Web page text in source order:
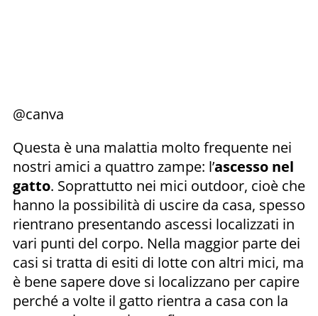
@canva
Questa è una malattia molto frequente nei
nostri amici a quattro zampe: l’ascesso nel
gatto. Soprattutto nei mici outdoor, cioè che
hanno la possibilità di uscire da casa, spesso
rientrano presentando ascessi localizzati in
vari punti del corpo. Nella maggior parte dei
casi si tratta di esiti di lotte con altri mici, ma
è bene sapere dove si localizzano per capire
perché a volte il gatto rientra a casa con la